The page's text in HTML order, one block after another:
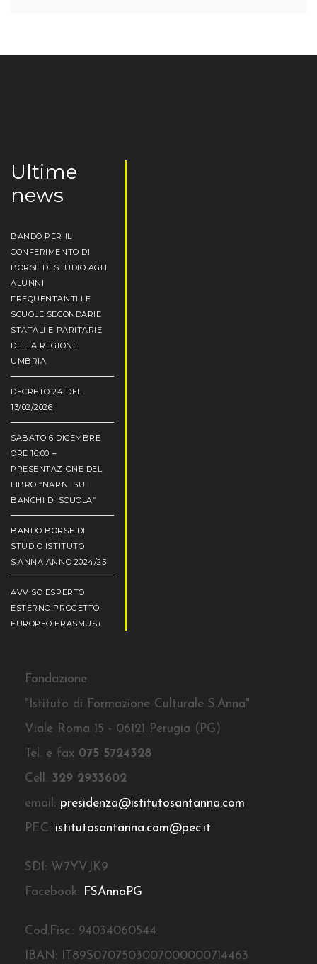
Ultime
news
BANDO PER IL
CONFERIMENTO DI
BORSE DI STUDIO AGLI
ALUNNI
FREQUENTANTI LE
SCUOLE SECONDARIE
STATALI E PARITARIE
DELLA REGIONE
UMBRIA
DECRETO 24 DEL
13/02/2026
SABATO 6 DICEMBRE
ORE 16:00 –
PRESENTAZIONE DEL
LIBRO “NARNI SUI
BANCHI DI SCUOLA”
BANDO BORSE DI
STUDIO ISTITUTO
S.ANNA ANNO 2024/25
AVVISO ESPERTO
ESTERNO PROGETTO
EUROPEO ERASMUS+
Fondazione
"Istituto di Formazione Culturale S.Anna"
Viale Roma 15 - 06121 Perugia (PG)
Tel. e fax 075 5724328
Cell. 329 2933602
email: presidenza@istitutosantanna.com
PEC: istitutosantanna.com@pec.it
SDI: W7YVJK9
Facebook: FSAnnaPG
Cod.Fisc.: 94034060544
IBAN: IT89S0707503007000000714463